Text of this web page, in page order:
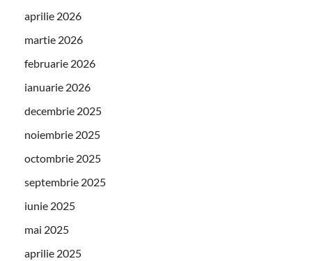
aprilie 2026
martie 2026
februarie 2026
ianuarie 2026
decembrie 2025
noiembrie 2025
octombrie 2025
septembrie 2025
iunie 2025
mai 2025
aprilie 2025